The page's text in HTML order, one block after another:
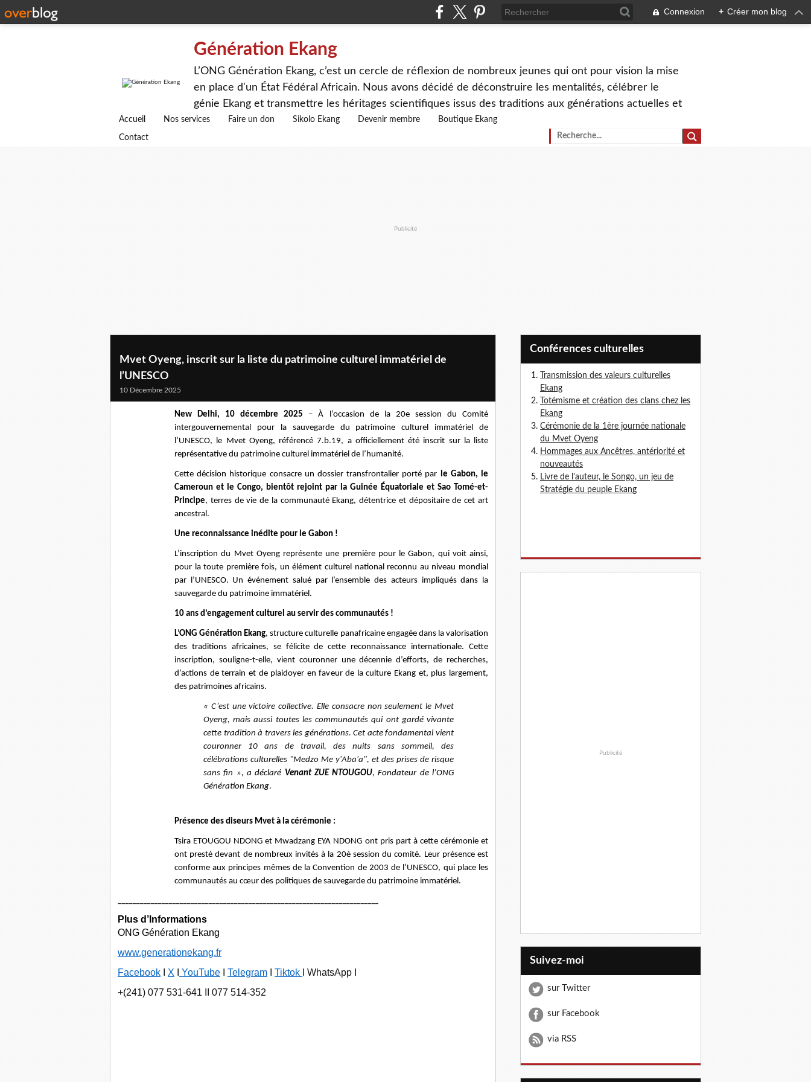
Connexion + Créer mon blog
Génération Ekang
L’ONG Génération Ekang, c’est un cercle de réflexion de nombreux jeunes qui ont pour vision la mise
en place d'un État Fédéral Africain. Nous avons décidé de déconstruire les mentalités, célébrer le
génie Ekang et transmettre les héritages scientifiques issus des traditions aux générations actuelles et
avenirs.
Accueil Nos services Faire un don Sikolo Ekang Devenir membre Boutique Ekang
Contact
Publicité
Mvet Oyeng, inscrit sur la liste du patrimoine culturel immatériel de
l’UNESCO
10 Décembre 2025
New Delhi, 10 décembre 2025 – À l’occasion de la 20e session du Comité
intergouvernemental pour la sauvegarde du patrimoine culturel immatériel de
l’UNESCO, le Mvet Oyeng, référencé 7.b.19, a officiellement été inscrit sur la liste
représentative du patrimoine culturel immatériel de l’humanité.
Cette décision historique consacre un dossier transfrontalier porté par le Gabon, le
Cameroun et le Congo, bientôt rejoint par la Guinée Équatoriale et Sao Tomé-et-
Principe, terres de vie de la communauté Ekang, détentrice et dépositaire de cet art
ancestral.
Une reconnaissance inédite pour le Gabon !
L’inscription du Mvet Oyeng représente une première pour le Gabon, qui voit ainsi,
pour la toute première fois, un élément culturel national reconnu au niveau mondial
par l’UNESCO. Un événement salué par l’ensemble des acteurs impliqués dans la
sauvegarde du patrimoine immatériel.
10 ans d’engagement culturel au servir des communautés !
L’ONG Génération Ekang, structure culturelle panafricaine engagée dans la valorisation
des traditions africaines, se félicite de cette reconnaissance internationale. Cette
inscription, souligne-t-elle, vient couronner une décennie d’efforts, de recherches,
d’actions de terrain et de plaidoyer en faveur de la culture Ekang et, plus largement,
des patrimoines africains.
« C’est une victoire collective. Elle consacre non seulement le Mvet
Oyeng, mais aussi toutes les communautés qui ont gardé vivante
cette tradition à travers les générations. Cet acte fondamental vient
couronner 10 ans de travail, des nuits sans sommeil, des
célébrations culturelles "Medzo Me y'Aba'a", et des prises de risque
sans fin », a déclaré Venant ZUE NTOUGOU, Fondateur de l’ONG
Génération Ekang.
Présence des diseurs Mvet à la cérémonie :
Tsira ETOUGOU NDONG et Mwadzang EYA NDONG ont pris part à cette cérémonie et
ont presté devant de nombreux invités à la 20è session du comité. Leur présence est
conforme aux principes mêmes de la Convention de 2003 de l’UNESCO, qui place les
communautés au cœur des politiques de sauvegarde du patrimoine immatériel.
Plus d’Informations
ONG Génération Ekang
www.generationekang.fr
Facebook
X YouTube Telegram Tiktok
I WhatsApp I
+(241) 077 531-641 II 077 514-352
Conférences culturelles
Transmission des valeurs culturelles
Ekang
Totémisme et création des clans chez les
Ekang
Cérémonie de la 1ère journée nationale
du Mvet Oyeng
Hommages aux Ancêtres, antériorité et
nouveautés
Livre de l'auteur, le Songo, un jeu de
Stratégie du peuple Ekang
Publicité
Suivez-moi
sur Twitter
sur Facebook
via RSS